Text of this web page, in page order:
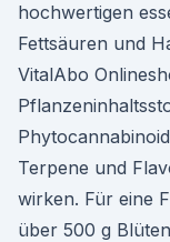
hochwertigen
Fettsäuren und
VitalAbo
Terpene und
wirken. Für eine
über 500 g